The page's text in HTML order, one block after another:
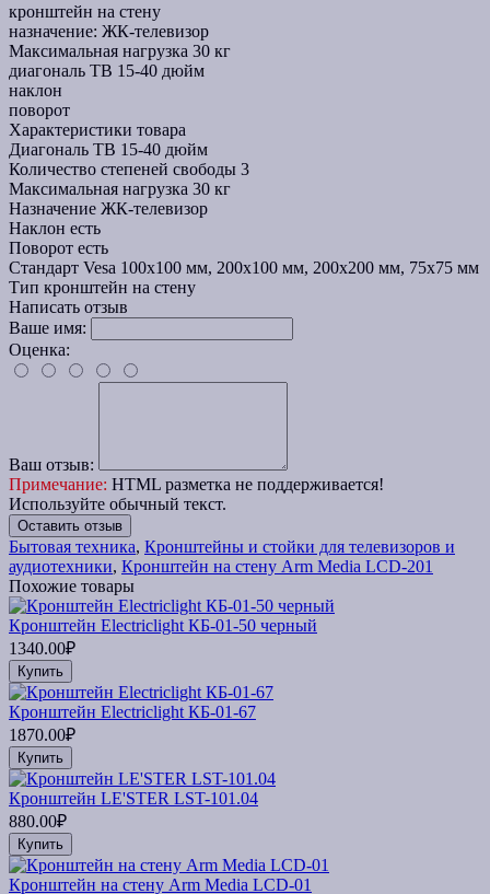
кронштейн на стену
назначение: ЖК-телевизор
Максимальная нагрузка 30 кг
диагональ ТВ 15-40 дюйм
наклон
поворот
Характеристики товара
Диагональ ТВ 15-40 дюйм
Количество степеней свободы 3
Максимальная нагрузка 30 кг
Назначение ЖК-телевизор
Наклон есть
Поворот есть
Стандарт Vesa 100x100 мм, 200x100 мм, 200x200 мм, 75x75 мм
Тип кронштейн на стену
Написать отзыв
Ваше имя:
Оценка:
Ваш отзыв:
Примечание: HTML разметка не поддерживается!
Используйте обычный текст.
Оставить отзыв
Бытовая техника, Кронштейны и стойки для телевизоров и
аудиотехники, Кронштейн на стену Arm Media LCD-201
Похожие товары
Кронштейн Electriclight КБ-01-50 черный
1340.00₽
Купить
Кронштейн Electriclight КБ-01-67
1870.00₽
Купить
Кронштейн LE'STER LST-101.04
880.00₽
Купить
Кронштейн на стену Arm Media LCD-01